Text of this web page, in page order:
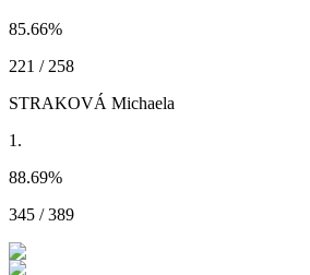
85.66%
221 / 258
STRAKOVÁ Michaela
1.
88.69%
345 / 389